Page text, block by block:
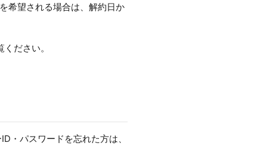
希望される場合は、解約日か
ください。
パスワードを忘れた方は、